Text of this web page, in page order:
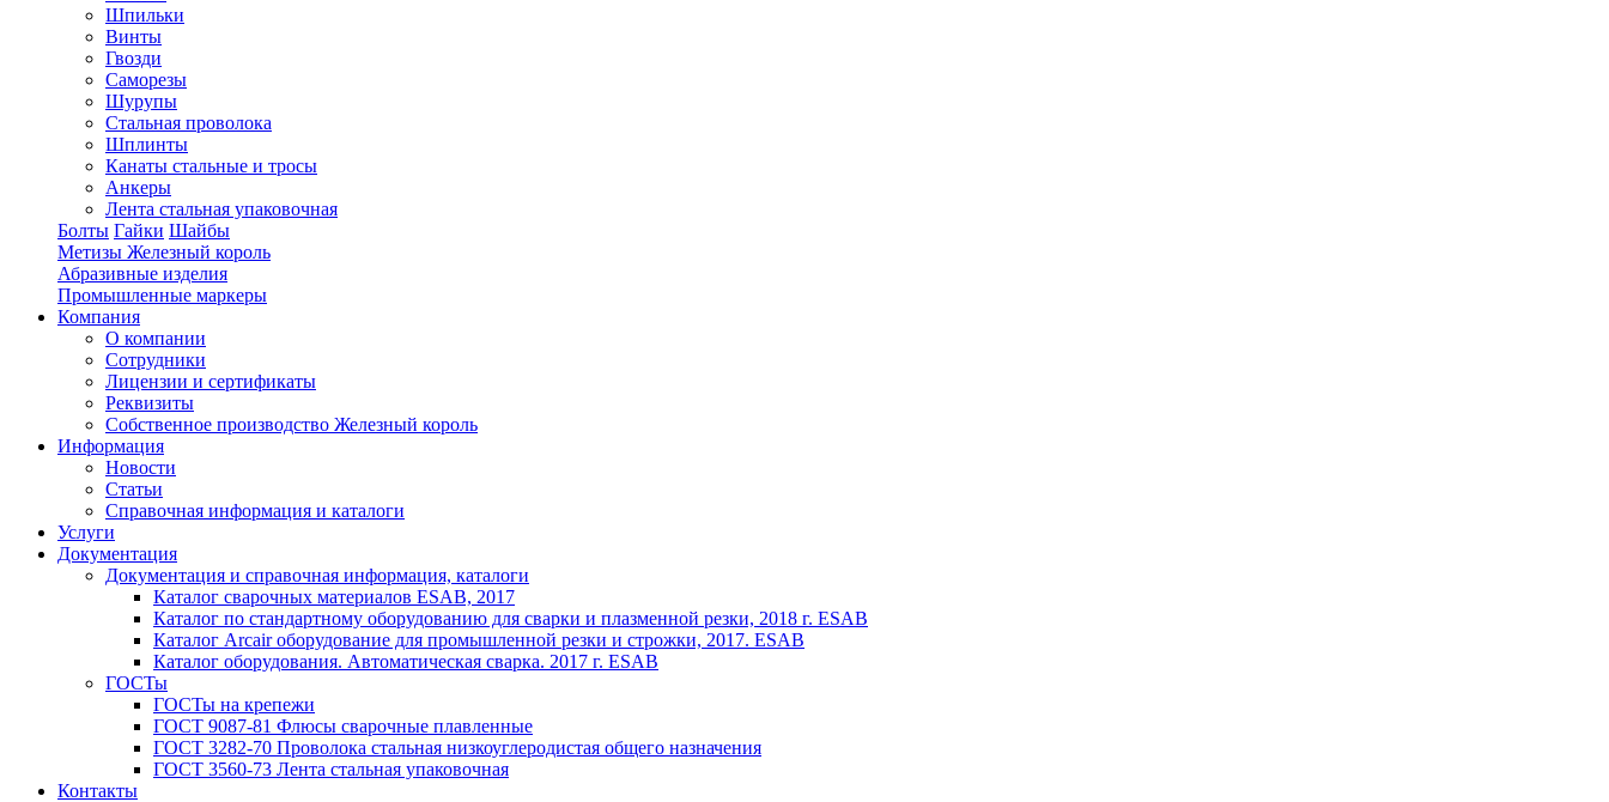
Шпильки
Винты
Гвозди
Саморезы
Шурупы
Стальная проволока
Шплинты
Канаты стальные и тросы
Анкеры
Лента стальная упаковочная
Болты Гайки Шайбы
Метизы Железный король
Абразивные изделия
Промышленные маркеры
Компания
О компании
Сотрудники
Лицензии и сертификаты
Реквизиты
Собственное производство Железный король
Информация
Новости
Статьи
Справочная информация и каталоги
Услуги
Документация
Документация и справочная информация, каталоги
Каталог сварочных материалов ESAB, 2017
Каталог по стандартному оборудованию для сварки и плазменной резки, 2018 г. ESAB
Каталог Arcair оборудование для промышленной резки и строжки, 2017. ESAB
Каталог оборудования. Автоматическая сварка. 2017 г. ESAB
ГОСТы
ГОСТы на крепежи
ГОСТ 9087-81 Флюсы сварочные плавленные
ГОСТ 3282-70 Проволока стальная низкоуглеродистая общего назначения
ГОСТ 3560-73 Лента стальная упаковочная
Контакты